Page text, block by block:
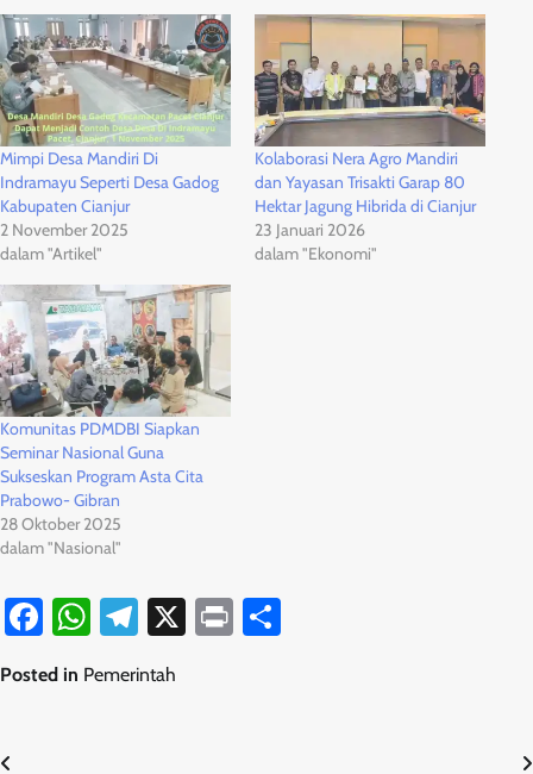
Mimpi Desa Mandiri Di
Indramayu Seperti Desa Gadog
Kabupaten Cianjur
2 November 2025
dalam "Artikel"
Kolaborasi Nera Agro Mandiri
dan Yayasan Trisakti Garap 80
Hektar Jagung Hibrida di Cianjur
23 Januari 2026
dalam "Ekonomi"
Komunitas PDMDBI Siapkan
Seminar Nasional Guna
Sukseskan Program Asta Cita
Prabowo- Gibran
28 Oktober 2025
dalam "Nasional"
Facebook
WhatsApp
Telegram
X Print
Posted in Pemerintah